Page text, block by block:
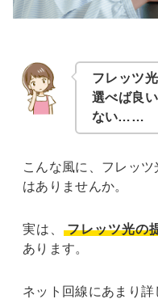
フレッツ
選べば良
ない……
こんな風に、フレッ
はありませんか。
実は、 フレッツ光の
あります。
ネット回線にあまり